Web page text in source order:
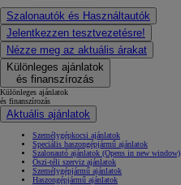
Szalonautók és Használtautók
Jelentkezzen tesztvezetésre!
Nézze meg az aktuális árakat
Különleges ajánlatok
és finanszírozás
Különleges ajánlatok
és finanszírozás
Aktuális ajánlatok
Személygépkocsi ajánlatok
Speciális haszongépjármű ajánlatok
Szalonautó ajánlatok (Opens in new window)
Őszi-téli szerviz ajánlatok
Személygépjármű ajánlatok
Haszongépjármű ajánlatok